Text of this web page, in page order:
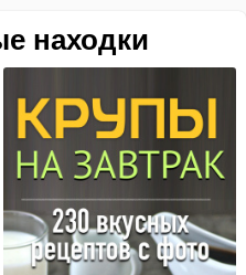
находки